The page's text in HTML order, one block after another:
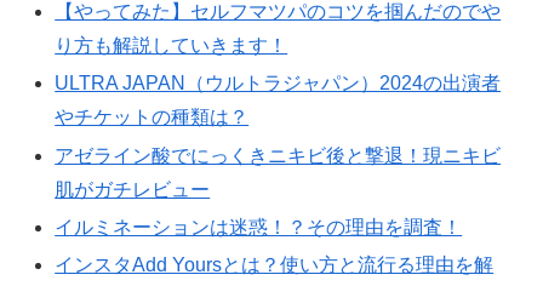
【やってみた】セルフマツパのコツを掴んだのでや
り方も解説していきます！
ULTRA JAPAN（ウルトラジャパン）2024の出演者
やチケットの種類は？
アゼライン酸でにっくきニキビ後と撃退！現ニキビ
肌がガチレビュー
イルミネーションは迷惑！？その理由を調査！
インスタAdd Yoursとは？使い方と流行る理由を解